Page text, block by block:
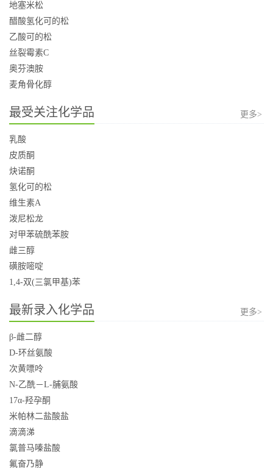
地塞米松
醋酸氢化可的松
乙酸可的松
丝裂霉素C
奥芬澳胺
麦角骨化醇
最受关注化学品 更多>
乳酸
皮质酮
炔诺酮
氢化可的松
维生素A
泼尼松龙
对甲苯硫酰苯胺
雌三醇
磺胺嘧啶
1,4-双(三氯甲基)苯
最新录入化学品 更多>
β-雌二醇
D-环丝氨酸
次黄嘌呤
N-乙酰－L-脯氨酸
17α-羟孕酮
米帕林二盐酸盐
滴滴涕
氯普马嗪盐酸
氟奋乃静